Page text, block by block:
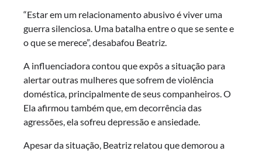
“Estar em um relacionamento abusivo é viver uma
guerra silenciosa. Uma batalha entre o que se sente e
o que se merece”, desabafou Beatriz.
A influenciadora contou que expôs a situação para
alertar outras mulheres que sofrem de violência
doméstica, principalmente de seus companheiros. O
Ela afirmou também que, em decorrência das
agressões, ela sofreu depressão e ansiedade.
Apesar da situação, Beatriz relatou que demorou a